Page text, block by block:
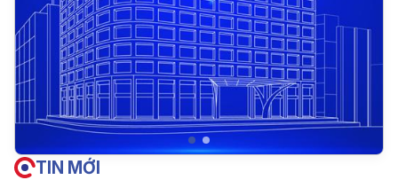
TIN MỚI